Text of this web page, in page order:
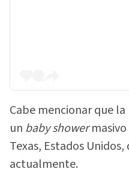
Cabe mencionar que
un baby showermasivo
Texas, Estados
actualmente.